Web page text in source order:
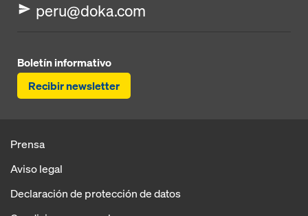
peru@doka.com
Boletín informativo
Recibir newsletter
Prensa
Aviso legal
Declaración de protección de datos